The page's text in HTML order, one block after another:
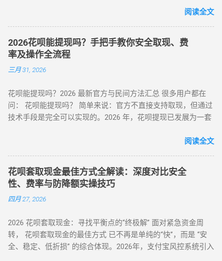
可的额度使用场景及低风险操作方案，助力用户理性管理信用
（一）电商平台类 —— 高频消费场景适配 ▶ 淘宝 / 天猫（五星
推荐） 安全指数 ：★★★★★（支付宝生态内闭环操作） 操
作流程 ： 选择 “蚂蚁花呗分期” 标识商品（3C 数码 / 家电等高
保值品类）； 下单后 24 小时内联系商家协商 “7 天无理由退货”
度灵活使用。 合规要点 ： ✅ 仅支持未使用商品退货，需保留
完整包装 ✅ 每月操作≤2 次，避免同店铺高频退货 ▶ 美团 / 大
众点评（跨境用户优选） 安全指数 ：★★★★☆（支持境外手
饮团购”（可退款品类）； 使用花呗支付后，立即申请 “未消费
退款”（需商家支持）； 退款到账时间 1-3 个工作日，手续费
≈0（平台官方渠道）。 独特优势 ： ✅ 支持香港 / 澳门等境外
用户手机号注册 ✅ 风控账户可尝试（需近 3 个月无违规记录）
（二）数码商城类 —— 小额灵活场景 平台名称 安全指数 手续
费 操作要点 华为商城 ★★★☆☆ 0.38% 购买 “电子礼品卡” 后
当场退货 京东商城 ★★★★☆ 0% 购买 “京东 E 卡” 后转卖至官
方回收平台 三、2025 年风控监测机制与规避策略 （一）支付
宝风控三大预警信号 行为异常识别 ： 同一 IP 地址频繁在不同
阅读全文
2026花呗能提现吗？手把手教你安全取现、费
率及操作全流程
三月 31, 2026
花呗能提现吗？2026 最新官方与民间方法汇总 很多用户都在
问： 花呗能提现吗？ 简单来说：官方不直接支持取现，但通过
技术手段是完全可以实现的。2026 年，花呗提现已发展为一套
店铺回购或闲鱼平台交易，将花呗额度秒变余额。目前的合理
官方定位是“先消费、后还款”，但当面临紧急资金缺口时，提现
成为了很多人的首选。那么，具体怎么操作才最稳妥？ 一、 花
呗提现的三种常见操作方式 操作模式 到账时效 优点 缺点 扫码
直取模式 秒到 速度最快，适合急用 对账号权重有一定要求 电
卡券回购模式 2-4 小时 中间状态，较稳定 折损相对较高 二、
2026 花呗提现的必备条件 想要成功提现，您的账号需要满足以
下基本条件： 功能正常： 花呗未被冻结，且尚有可用额度。
阅读全文
花呗套取现金最佳方式全解读：深度对比安全
性、费率与防降额实操技巧
四月 27, 2026
2026 花呗套取现金：寻找平衡点的“终极解” 面对紧急资金周
转， 花呗套取现金的最佳方式 已不再是单纯的“快”，而是 “安
全、稳定、低折损” 的综合体现。2026年，支付宝风控系统引入